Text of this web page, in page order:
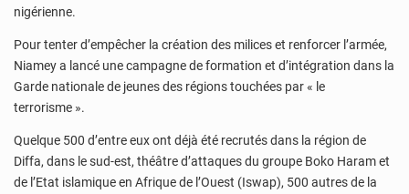
nigérienne.
Pour tenter d’empêcher la création des milices et renforcer l’armée,
Niamey a lancé une campagne de formation et d’intégration dans la
Garde nationale de jeunes des régions touchées par « le
terrorisme ».
Quelque 500 d’entre eux ont déjà été recrutés dans la région de
Diffa, dans le sud-est, théâtre d’attaques du groupe Boko Haram et
de l’Etat islamique en Afrique de l’Ouest (Iswap), 500 autres de la